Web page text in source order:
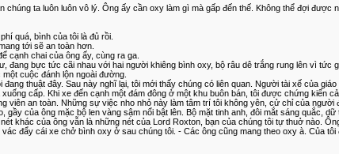
ta luôn luôn vô lý. Ông ấy cần oxy làm gì mà gấp đến thế. Không thể đợi
quá, bình của tôi là đủ rồi.
tới sẽ an toàn hơn.
cạnh chai của ông ấy, cùng ra ga.
đang bực tức cãi nhau với hai người khiêng bình oxy, bộ râu dê trắng rung lên vì tức
cuộc đánh lộn ngoài đường.
thuật đây. Sau này nghĩ lại, tôi mới thấy chúng có liên quan. Người tài xế của
cấp. Khi xe đến cạnh một đám đông ở một khu buôn bán, tôi được chứng
an toàn. Những sự việc nho nhỏ này làm tâm trí tôi không yên, cử chỉ của
của ông mặc bộ len vàng sậm nổi bật lên. Bộ mặt tinh anh, đôi mắt sáng quắc,
khác của ông vẫn là những nét của Lord Roxton, bạn của chúng tôi tự thuở nào.
đẩy cái xe chở bình oxy ở sau chúng tôi. - Các ông cũng mang theo oxy à. Của